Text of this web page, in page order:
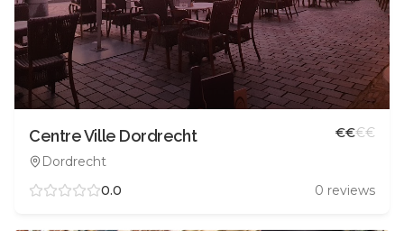
Centre Ville Dordrecht
Dordrecht
€€€€
0.0 0 reviews